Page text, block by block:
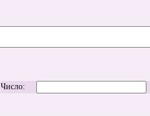
Число: